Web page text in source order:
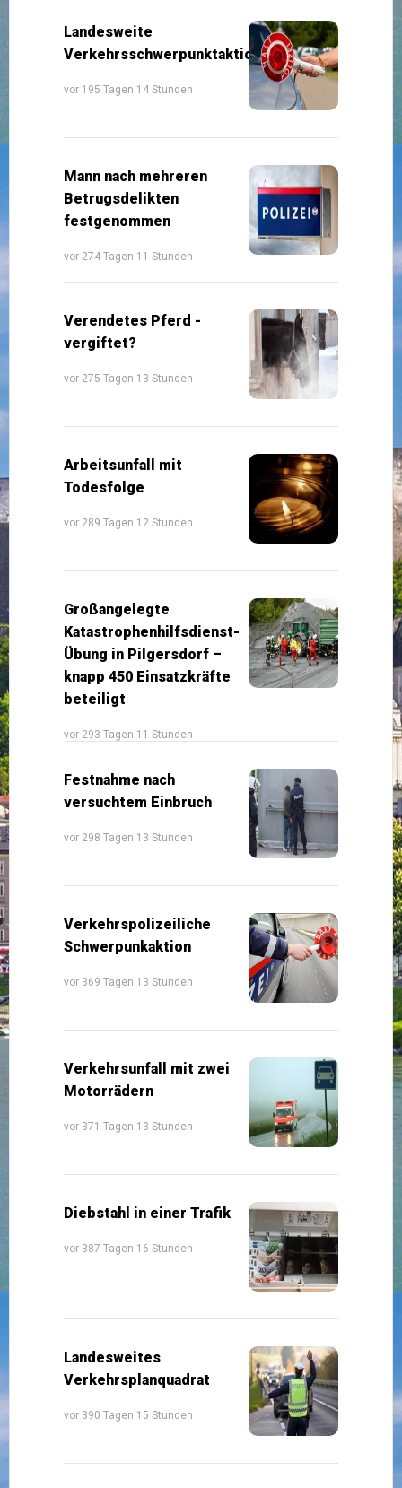
Landesweite
Verkehrsschwerpunktaktion
vor 195 Tagen 14 Stunden
Mann nach mehreren
Betrugsdelikten
festgenommen
vor 274 Tagen 11 Stunden
Verendetes Pferd -
vergiftet?
vor 275 Tagen 13 Stunden
Arbeitsunfall mit
Todesfolge
vor 289 Tagen 12 Stunden
Großangelegte
Katastrophenhilfsdienst-
Übung in Pilgersdorf –
knapp 450 Einsatzkräfte
beteiligt
vor 293 Tagen 11 Stunden
Festnahme nach
versuchtem Einbruch
vor 298 Tagen 13 Stunden
Verkehrspolizeiliche
Schwerpunkaktion
vor 369 Tagen 13 Stunden
Verkehrsunfall mit zwei
Motorrädern
vor 371 Tagen 13 Stunden
Diebstahl in einer Trafik
vor 387 Tagen 16 Stunden
Landesweites
Verkehrsplanquadrat
vor 390 Tagen 15 Stunden